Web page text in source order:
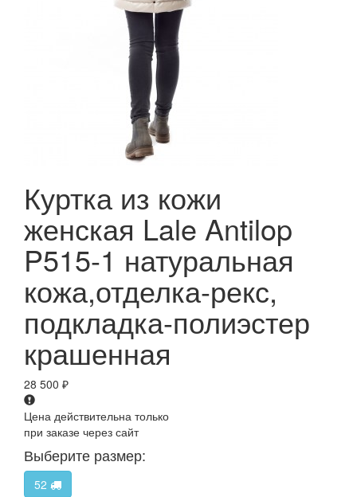
Куртка из кожи
женская Lale Antilop
P515-1 натуральная
кожа,отделка-рекс,
подкладка-полиэстер
крашенная
28 500 ₽
Цена действительна только
при заказе через сайт
Выберите размер:
52